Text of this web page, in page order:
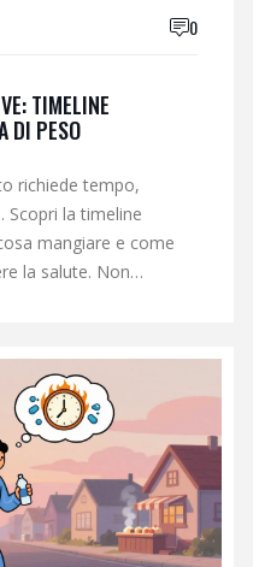
0
TIMELINE
DI PESO
richiede tempo,
Scopri la timeline
mangiare e come
la salute. Non